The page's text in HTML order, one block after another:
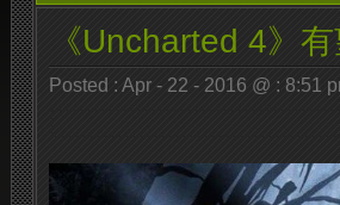
《Uncharted 4》
Posted : Apr - 22 - 2016 @ : 8:51